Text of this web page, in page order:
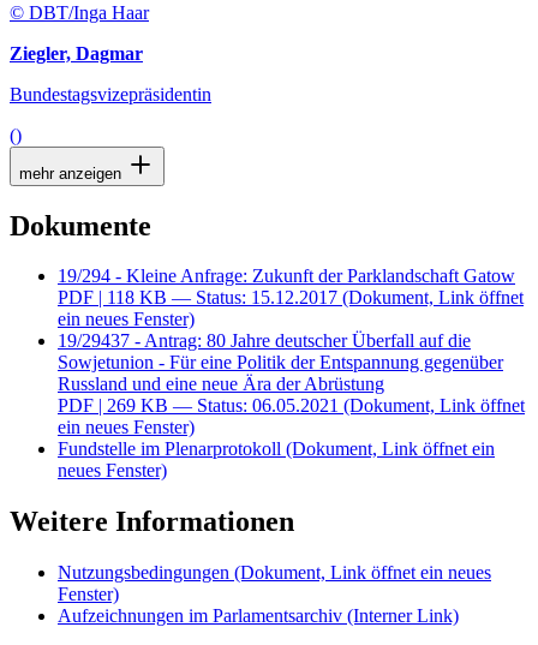
© DBT/Inga Haar
Ziegler, Dagmar
Bundestagsvizepräsidentin
()
mehr anzeigen
Dokumente
19/294 - Kleine Anfrage: Zukunft der Parklandschaft Gatow
PDF | 118 KB — Status: 15.12.2017 (Dokument, Link öffnet
ein neues Fenster)
19/29437 - Antrag: 80 Jahre deutscher Überfall auf die
Sowjetunion - Für eine Politik der Entspannung gegenüber
Russland und eine neue Ära der Abrüstung
PDF | 269 KB — Status: 06.05.2021 (Dokument, Link öffnet
ein neues Fenster)
Fundstelle im Plenarprotokoll (Dokument, Link öffnet ein
neues Fenster)
Weitere Informationen
Nutzungsbedingungen (Dokument, Link öffnet ein neues
Fenster)
Aufzeichnungen im Parlamentsarchiv (Interner Link)